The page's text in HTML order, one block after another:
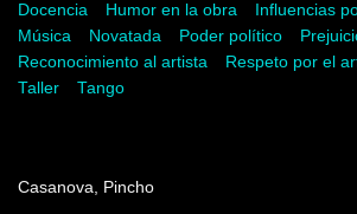
Docencia
Humor en la obra Influencias
Música
Novatada Poder político
Reconocimiento al artista
Respeto por el
Taller
Tango
Casanova, Pincho